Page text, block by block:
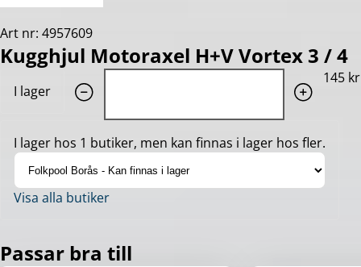
Art nr: 4957609
Kugghjul Motoraxel H+V Vortex 3 / 4
I lager
145 kr
I lager hos 1 butiker, men kan finnas i lager hos fler.
Visa alla butiker
Passar bra till